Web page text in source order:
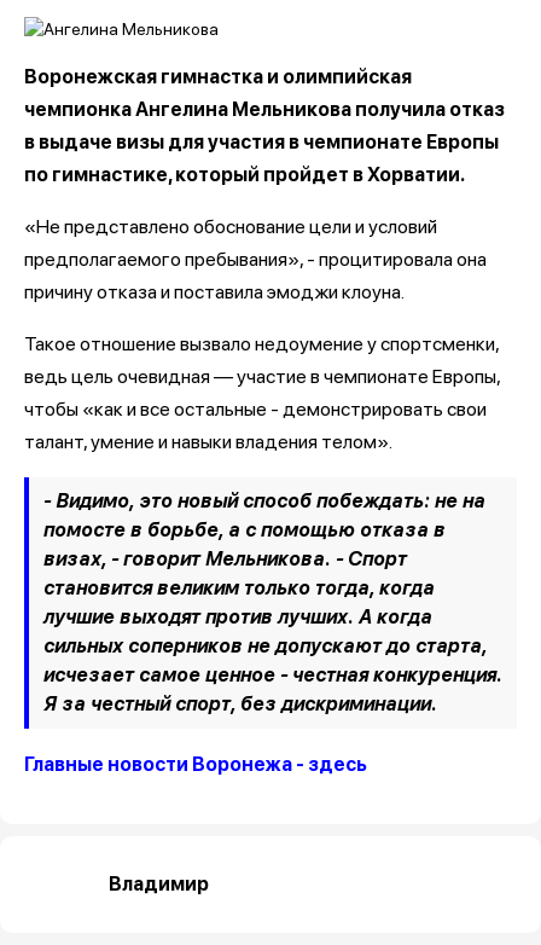
Воронежская гимнастка и олимпийская
чемпионка Ангелина Мельникова получила отказ
в выдаче визы для участия в чемпионате Европы
по гимнастике, который пройдет в Хорватии.
«Не представлено обоснование цели и условий
предполагаемого пребывания», - процитировала она
причину отказа и поставила эмоджи клоуна.
Такое отношение вызвало недоумение у спортсменки,
ведь цель очевидная — участие в чемпионате Европы,
чтобы «как и все остальные - демонстрировать свои
талант, умение и навыки владения телом».
- Видимо, это новый способ побеждать: не на
помосте в борьбе, а с помощью отказа в
визах, - говорит Мельникова. - Спорт
становится великим только тогда, когда
лучшие выходят против лучших. А когда
сильных соперников не допускают до старта,
исчезает самое ценное - честная конкуренция.
Я за честный спорт, без дискриминации.
Главные новости Воронежа - здесь
Владимир